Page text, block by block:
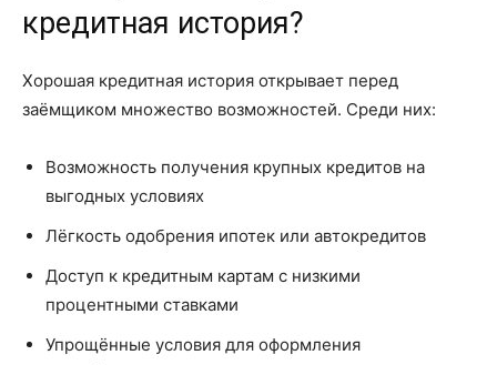
кредитная история?
Хорошая кредитная история открывает перед
заёмщиком множество возможностей. Среди них:
Возможность получения крупных кредитов на
выгодных условиях
Лёгкость одобрения ипотек или автокредитов
Доступ к кредитным картам с низкими
процентными ставками
Упрощённые условия для оформления